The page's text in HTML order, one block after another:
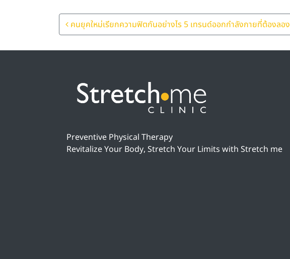
Post Navigation
คนยุคใหม่เรียกความฟิตกันอย่างไร 5 เทรนด์ออกกำลังกายที่ต้องลอง
Preventive Physical Therapy
Revitalize Your Body, Stretch Your Limits with Stretch me